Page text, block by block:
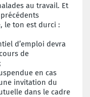
au travail. Et
le ton est durci :
d’emploi devra
de
en cas
invitation du
dans le cadre